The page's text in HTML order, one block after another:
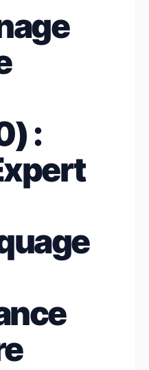
: